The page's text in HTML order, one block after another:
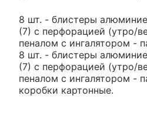
8 шт. - блистеры
(7) с перфорацией (утро/
пеналом с ингалятором -
8 шт. - блистеры
(7) с перфорацией (утро/
пеналом с ингалятором -
коробки картонные.